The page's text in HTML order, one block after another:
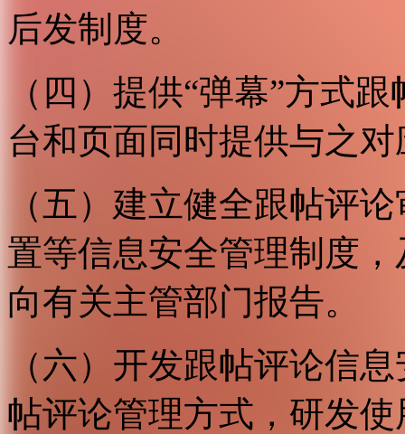
后发制度。
（四）提供“弹幕”方式
台和页面同时提供与之
（五）建立健全跟帖评
置等信息安全管理制度
向有关主管部门报告。
（六）开发跟帖评论信
帖评论管理方式，研发